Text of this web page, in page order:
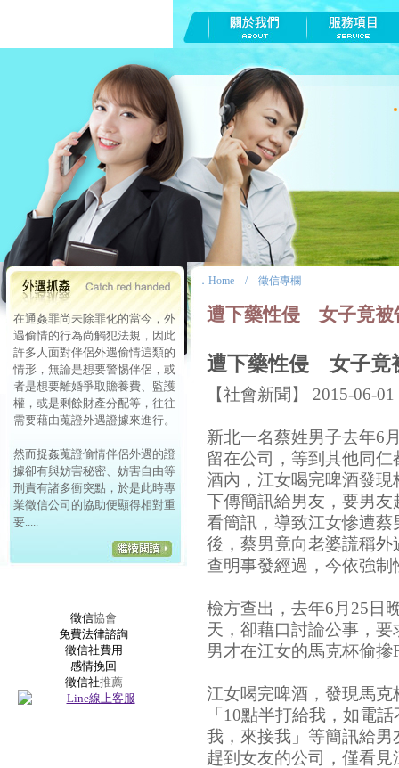
在通姦罪尚未除罪化的當今，外
遇偷情的行為尚觸犯法規，因此
許多人面對伴侶外遇偷情這類的
情形，無論是想要警惕伴侶，或
者是想要離婚爭取贍養費、監護
權，或是剩餘財產分配等，往往
需要藉由蒐證外遇證據來進行。
然而捉姦蒐證偷情伴侶外遇的證
據卻有與妨害秘密、妨害自由等
刑責有諸多衝突點，於是此時專
業徵信公司的協助便顯得相對重
要.....
徵信協會
免費法律諮詢
徵信社費用
感情挽回
徵信社推薦
． Home / 徵信專欄
遭下藥性侵 女子竟被
遭下藥性侵 女子竟
【社會新聞】 2015-06-01
新北一名蔡姓男子去年6
留在公司，等到其他同
酒內，江女喝完啤酒發
下傳簡訊給男友，要男
看簡訊，導致江女慘遭
後，蔡男竟向老婆謊稱外
查明事發經過，今依強
檢方查出，去年6月25日
天，卻藉口討論公事，
男才在江女的馬克杯偷
江女喝完啤酒，發現馬
「10點半打給我，如電
我，來接我」等簡訊給
趕到女友的公司，僅看